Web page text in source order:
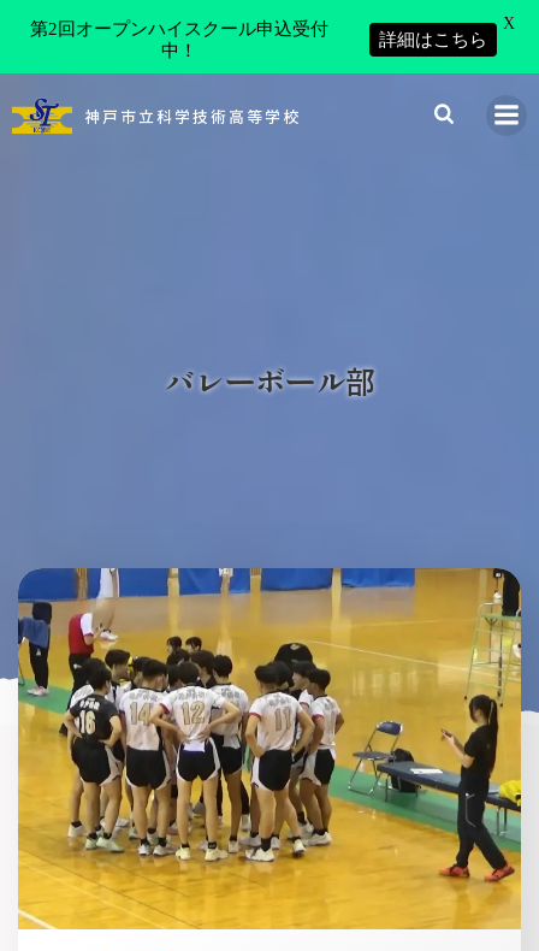
ン
神戸市立科学技術高等学校
バレーボール部
第2回オープンハイスクール申込受付
中！
詳細はこちら
X